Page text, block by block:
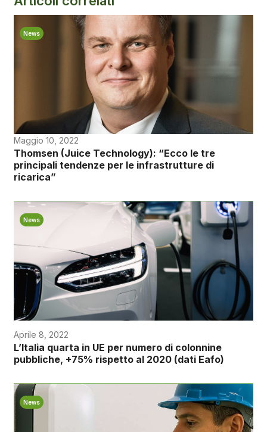
News
Maggio 10, 2022
Thomsen (Juice Technology): “Ecco le tre
principali tendenze per le infrastrutture di
ricarica”
News
Aprile 8, 2022
L’Italia quarta in UE per numero di colonnine
pubbliche, +75% rispetto al 2020 (dati Eafo)
News